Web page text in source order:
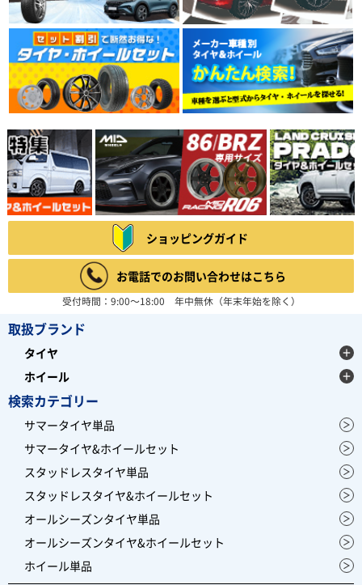
ショッピングガイド
お電話でのお問い合わせはこちら
受付時間：9:00～18:00 年中無休（年末年始を除く）
取扱ブランド
タイヤ
ホイール
検索カテゴリー
サマータイヤ単品
サマータイヤ&ホイールセット
スタッドレスタイヤ単品
スタッドレスタイヤ&ホイールセット
オールシーズンタイヤ単品
オールシーズンタイヤ&ホイールセット
ホイール単品